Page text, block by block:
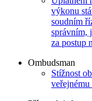
výkonu
soudním
správním,
za postup
Ombudsman
Stížnost